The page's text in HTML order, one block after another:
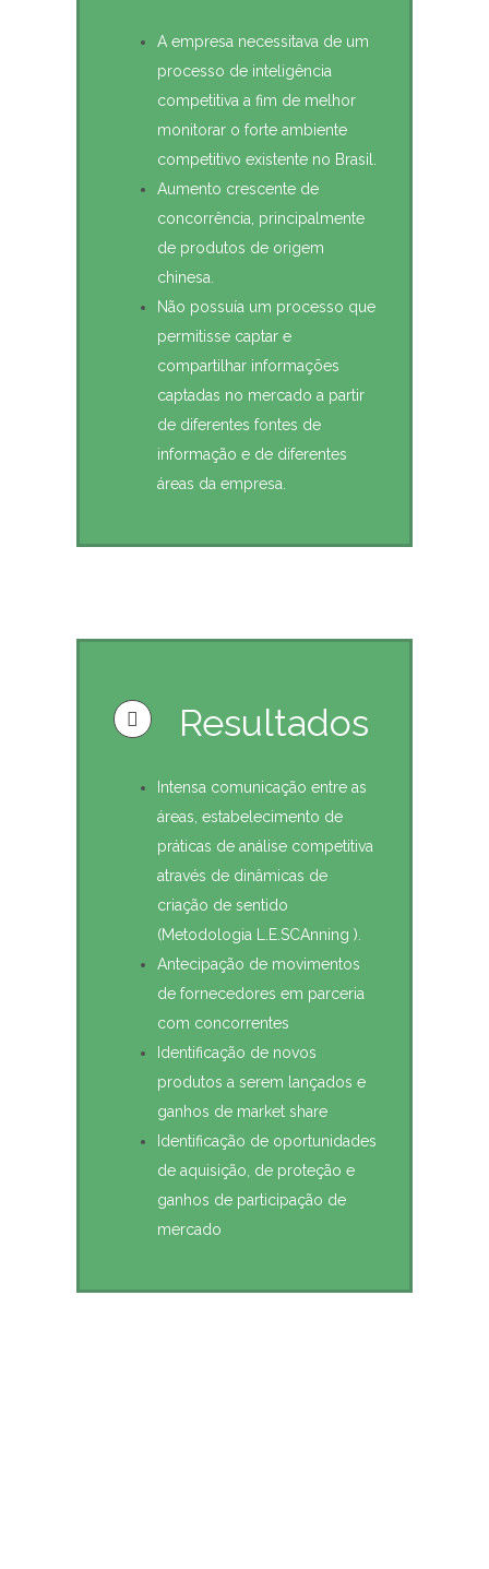
A empresa necessitava de um
processo de inteligência
competitiva a fim de melhor
monitorar o forte ambiente
competitivo existente no Brasil.
Aumento crescente de
concorrência, principalmente
de produtos de origem
chinesa.
Não possuía um processo que
permitisse captar e
compartilhar informações
captadas no mercado a partir
de diferentes fontes de
informação e de diferentes
áreas da empresa.
Resultados
Intensa comunicação entre as
áreas, estabelecimento de
práticas de análise competitiva
através de dinâmicas de
criação de sentido
(Metodologia L.E.SCAnning ).
Antecipação de movimentos
de fornecedores em parceria
com concorrentes
Identificação de novos
produtos a serem lançados e
ganhos de market share
Identificação de oportunidades
de aquisição, de proteção e
ganhos de participação de
mercado